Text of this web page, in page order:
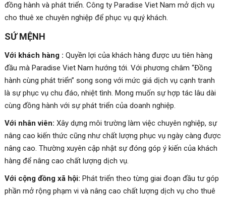
đồng hành và phát triển. Công ty Paradise Viet Nam mở dịch vụ
cho thuê xe chuyên nghiệp để phục vụ quý khách.
SỨ MỆNH
Với khách hàng : Quyền lợi của khách hàng được ưu tiên hàng
đầu mà Paradise Viet Nam hướng tới. Với phương châm “Đồng
hành cùng phát triển” song song với mức giá dịch vụ cạnh tranh
là sự phục vụ chu đáo, nhiệt tình. Mong muốn sự hợp tác lâu dài
cùng đồng hành với sự phát triển của doanh nghiệp.
Với nhân viên: Xây dựng môi trường làm việc chuyên nghiệp, sự
nâng cao kiến thức cũng như chất lượng phục vụ ngày càng được
nâng cao. Thường xuyên cập nhật sự đóng góp ý kiến của khách
hàng để nâng cao chất lượng dịch vụ.
Với cộng đồng xã hội: Phát triển theo từng giai đoạn đầu tư góp
phần mở rộng phạm vi và nâng cao chất lượng dịch vụ cho thuê